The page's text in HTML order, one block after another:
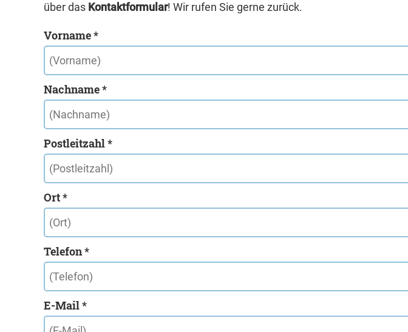
über das Kontaktformular! Wir rufen Sie gerne zurück.
Vorname *
Nachname *
Postleitzahl *
Ort *
Telefon *
E-Mail *